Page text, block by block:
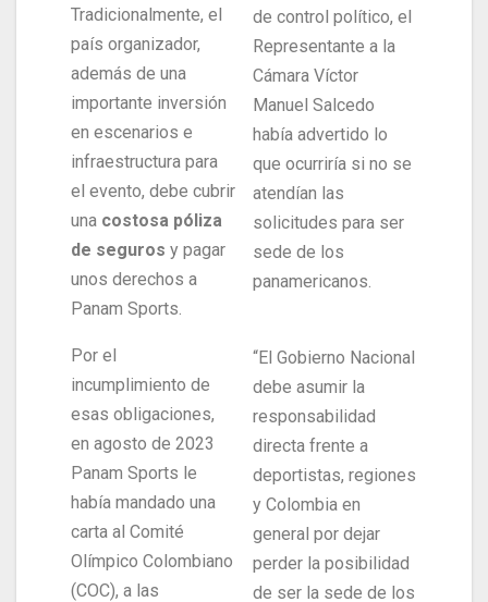
Tradicionalmente, el
país organizador,
además de una
importante inversión
en escenarios e
infraestructura para
el evento, debe cubrir
una costosa póliza
de seguros y pagar
unos derechos a
Panam Sports.
Por el
incumplimiento de
esas obligaciones,
en agosto de 2023
Panam Sports le
había mandado una
carta al Comité
Olímpico Colombiano
(COC), a las
de control político, el
Representante a la
Cámara Víctor
Manuel Salcedo
había advertido lo
que ocurriría si no se
atendían las
solicitudes para ser
sede de los
panamericanos.
“El Gobierno Nacional
debe asumir la
responsabilidad
directa frente a
deportistas, regiones
y Colombia en
general por dejar
perder la posibilidad
de ser la sede de los